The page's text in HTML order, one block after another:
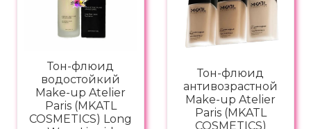
Тон-флюид
водостойкий
Make-up Atelier
Paris (MKATL
COSMETICS) Long
Тон-флюид
антивозрастной
Make-up Atelier
Paris (MKATL
COSMETICS)